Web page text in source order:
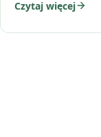
Czytaj więcej